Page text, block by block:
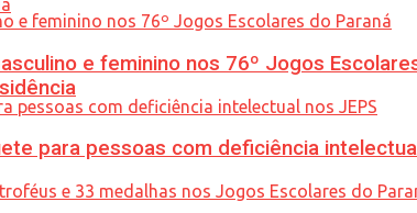
e feminino nos 76º Jogos
para pessoas com deficiência